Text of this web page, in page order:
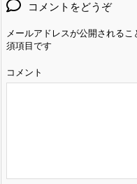
コメントをどうぞ
メールアドレスが公開されるこ
須項目です
コメント